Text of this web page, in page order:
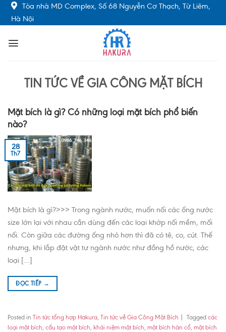
Skip
Tòa nhà MD Complex, Số 68 Nguyễn Cơ Thạch, Từ Liêm,
Hà Nội
TIN TỨC VỀ GIA CÔNG MẶT BÍCH
Mặt bích là gì? Có những loại mặt bích phổ biến
nào?
28
Th7
Mặt bích là gì?>>> Trong ngành nước, muốn nối các ống nước
size lớn lại với nhau cần dùng đến các loại khớp nối mềm, mối
nối. Còn giữa các đường ống nhỏ hơn thì đã có tê, co, cút. Thế
nhưng, khi lắp đặt vật tư ngành nước như đồng hồ nước, các
loại […]
ĐỌC TIẾP →
Posted in Tin tức tổng hợp Hakura, Tin tức về Gia Công Mặt Bích Tagged các
loại mặt bích, cấu tạo mặt bích, khái niệm mặt bích, mặt bích hàn cổ, mặt bích